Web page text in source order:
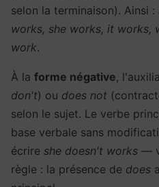
selon la terminaison). Ainsi :
works, she works, it works,
work.
À la forme négative,
don't) ou does not
selon le sujet. Le verbe
base verbale sans
écrire she doesn't works —
règle : la présence de does